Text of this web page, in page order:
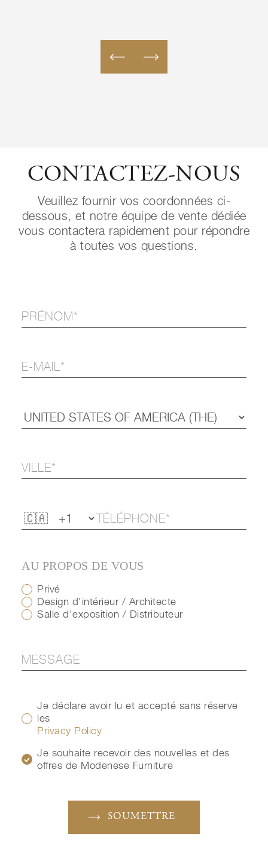
CONTACTEZ-NOUS
Veuillez fournir vos coordonnées ci-
dessous, et notre équipe de vente dédiée
vous contactera rapidement pour répondre
à toutes vos questions.
AU PROPOS DE VOUS
Privé
Design d'intérieur / Architecte
Salle d'exposition / Distributeur
Je déclare avoir lu et accepté sans réserve
les
Privacy Policy
Je souhaite recevoir des nouvelles et des
offres de Modenese Furniture
SOUMETTRE